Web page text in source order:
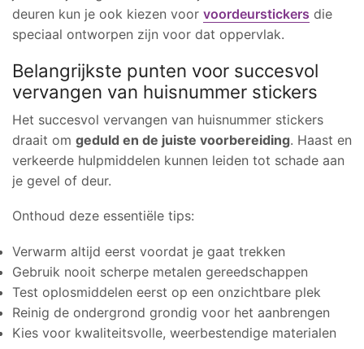
deuren kun je ook kiezen voor voordeurstickers die
speciaal ontworpen zijn voor dat oppervlak.
Belangrijkste punten voor succesvol
vervangen van huisnummer stickers
Het succesvol vervangen van huisnummer stickers
draait om geduld en de juiste voorbereiding. Haast en
verkeerde hulpmiddelen kunnen leiden tot schade aan
je gevel of deur.
Onthoud deze essentiële tips:
Verwarm altijd eerst voordat je gaat trekken
Gebruik nooit scherpe metalen gereedschappen
Test oplosmiddelen eerst op een onzichtbare plek
Reinig de ondergrond grondig voor het aanbrengen
Kies voor kwaliteitsvolle, weerbestendige materialen